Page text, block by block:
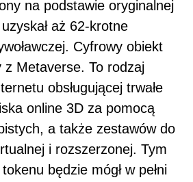
na podstawie oryginalnej
aż 62-krotne
Cyfrowy obiekt
z Metaverse. To rodzaj
obsługującej trwałe
online 3D za pomocą
a także zestawów do
i rozszerzonej. Tym
będzie mógł w pełni